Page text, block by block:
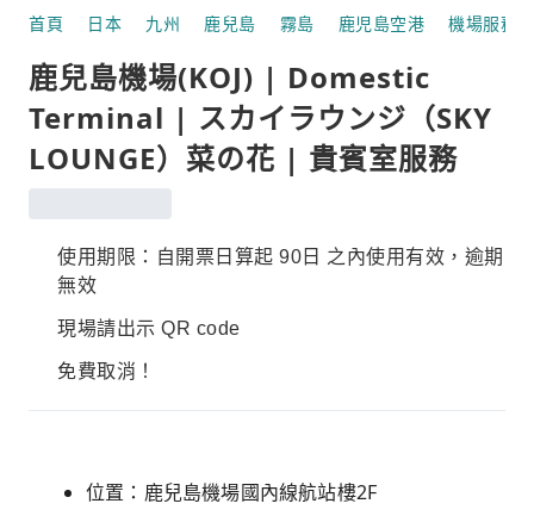
首頁 日本 九州 鹿兒島 霧島 鹿児島空港 機場服務
鹿兒島機場(KOJ) | Domestic
Terminal | スカイラウンジ（SKY
LOUNGE）菜の花 | 貴賓室服務
使用期限：自開票日算起 90日 之內使用有效，逾期
無效
現場請出示 QR code
免費取消！
位置：鹿兒島機場國內線航站樓2F